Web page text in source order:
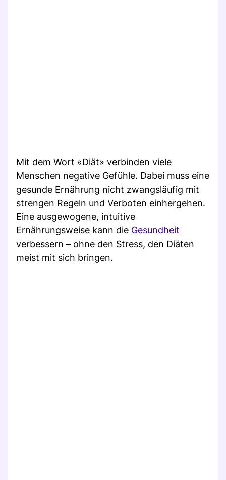
Mit dem Wort «Diät» verbinden viele
Menschen negative Gefühle. Dabei muss eine
gesunde Ernährung nicht zwangsläufig mit
strengen Regeln und Verboten einhergehen.
Eine ausgewogene, intuitive
Ernährungsweise kann die Gesundheit
verbessern – ohne den Stress, den Diäten
meist mit sich bringen.